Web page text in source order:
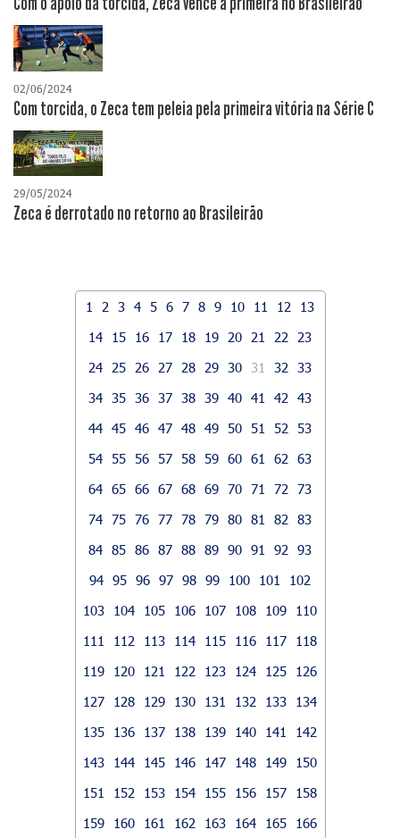
02/06/2024
Com torcida, o Zeca tem peleia pela primeira vitória na Série C
29/05/2024
Zeca é derrotado no retorno ao Brasileirão
1 2 3 4 5 6 7 8 9 10 11 12
13
14
15 16 17 18 19 20 21 22
23
24
25 26 27 28 29 30 31 32
33
34 35 36 37 38 39 40 41 42
43
44 45 46 47 48 49 50 51 52
53
54 55 56 57 58 59 60 61 62
63
64 65 66 67 68 69 70 71 72
73
74 75 76 77 78 79 80 81 82
83
84 85 86 87 88 89 90 91 92
93
94 95 96 97 98 99 100 101
102
103
104 105 106 107 108 109
110
111
112 113 114 115 116 117
118
119
120 121 122 123 124 125
126
127
128 129 130 131 132 133
134
135
136 137 138 139 140 141
142
143
144 145 146 147 148 149
150
151
152 153 154 155 156 157
158
159
160 161 162 163 164 165
166